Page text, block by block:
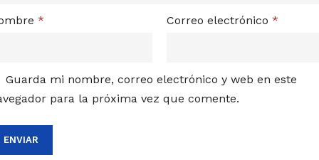
* Correo electrónico *
Guarda mi nombre, correo electrónico y web en este
para la próxima vez que comente.